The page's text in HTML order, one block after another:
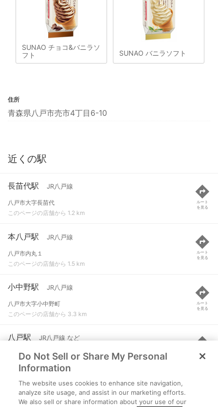
SUNAO チョコ&バニラソ
フト
SUNAO バニラソフト
住所
青森県八戸市売市4丁目6-10
近くの駅
長苗代駅 JR八戸線
八戸市大字長苗代
このページの店舗から 1.2 km
ルート
を見る
本八戸駅 JR八戸線
八戸市内丸１
このページの店舗から 1.5 km
ルート
を見る
小中野駅 JR八戸線
八戸市大字小中野町
このページの店舗から 3.3 km
ルート
を見る
八戸駅 JR八戸線 など
八戸市尻内町
このページの店舗から 3.5 km
ルート
を見る
陸奥湊駅 JR八戸線
八戸市大字湊町
Do Not Sell or Share My Personal
Information
The website uses cookies to enhance site navigation,
analyze site usage, and assist in our marketing efforts.
We also sell or share information about your use of our